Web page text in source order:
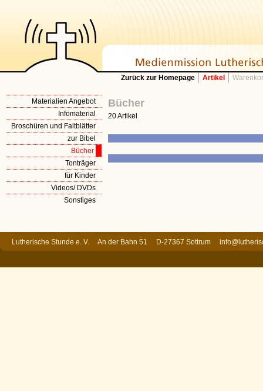
Zurück zur Homepage Artikel
Materialien Angebot
Infomaterial
Broschüren und Faltblätter
zur Bibel
Bücher
Tonträger
für Kinder
Videos/ DVDs
Sonstiges
Bücher
20 Artikel
Lutherische Stunde e. V. An der Bahn 51 D-27367 Sottrum